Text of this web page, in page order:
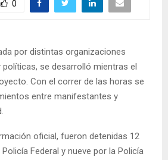
0
por distintas organizaciones
políticas, se desarrolló mientras el
Con el correr de las horas se
entre manifestantes y
oficial, fueron detenidas 12
Federal y nueve por la Policía